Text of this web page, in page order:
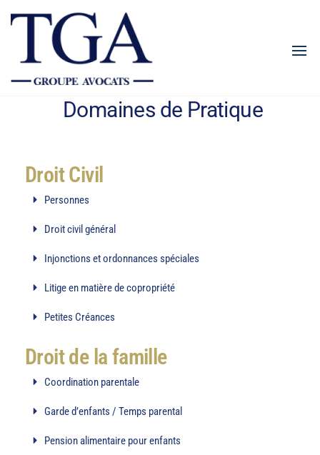
Domaines de Pratique
Droit Civil
Personnes
Droit civil général
Injonctions et ordonnances spéciales
Litige en matière de copropriété
Petites Créances
Droit de la famille
Coordination parentale
Garde d’enfants / Temps parental
Pension alimentaire pour enfants